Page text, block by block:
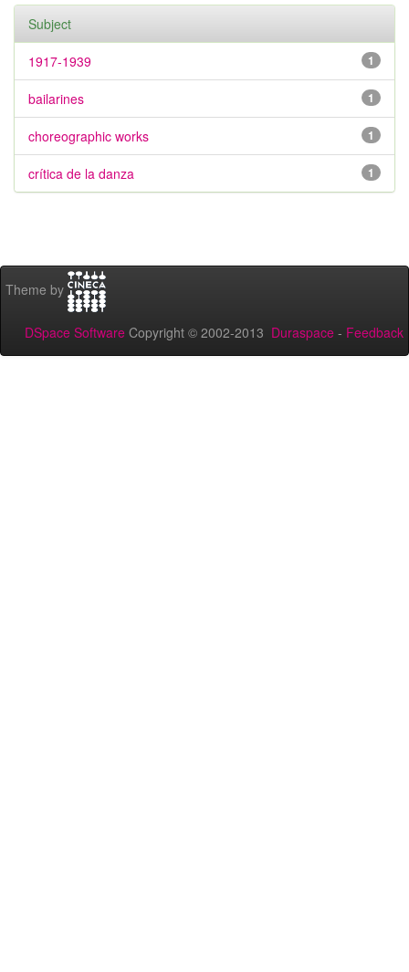
Subject
1
1917-1939
1
bailarines
1
choreographic works
1
crítica de la danza
Theme by
DSpace Software Copyright © 2002-2013 Duraspace - Feedback